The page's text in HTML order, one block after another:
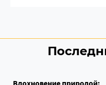
Вдохновение природой: